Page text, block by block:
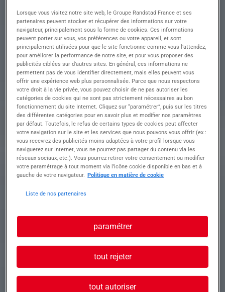
Descriptif du poste : Vos missions : Vous
intervenez sur des chantiers tertiaires, bâtiment
ou industriels afin de réaliser des travaux
d'installation et de maintenance électrique.
• Tirage et raccordement de câbles.
• Pose de chemins de câbles.
• Installation d'appareillages électriques (prises,
interrupteurs, goulottes...).
• Réalisation de travaux d'électricité courants.
• Raccordement et mise en service des
installations.
• Respect des normes de sécurité et des règles
électriques en vigueur.
Profil recherché
Électricien(ne) (H/F) sérieux(se), autonome et
rigoureux(se), capable d'intervenir sur différents
• Niveau de qualification N2 à N4.
• Habilitations électriques à jour.
Lorsque vous visitez notre site web, le Groupe Randstad France et ses
partenaires peuvent stocker et récupérer des informations sur votre
navigateur, principalement sous la forme de cookies. Ces informations
peuvent porter sur vous, vos préférences ou votre appareil, et sont
principalement utilisées pour que le site fonctionne comme vous l’attendez,
pour améliorer la performance de notre site, et pour vous proposer des
publicités ciblées sur d’autres sites. En général, ces informations ne
permettent pas de vous identifier directement, mais elles peuvent vous
offrir une expérience web plus personnalisée. Parce que nous respectons
votre droit à la vie privée, vous pouvez choisir de ne pas autoriser les
catégories de cookies qui ne sont pas strictement nécessaires au bon
fonctionnement du site Internet. Cliquez sur “paramétrer”, puis sur les titres
des différentes catégories pour en savoir plus et modifier nos paramètres
par défaut. Toutefois, le refus de certains types de cookies peut affecter
votre navigation sur le site et les services que nous pouvons vous offrir (ex :
vous recevrez des publicités moins adaptées à votre profil lorsque vous
naviguerez sur Internet, vous ne pourrez pas partager du contenu via les
réseaux sociaux, etc.). Vous pourrez retirer votre consentement ou modifier
votre paramétrage à tout moment via l’icône cookie disponible en bas et à
gauche de votre navigateur. Politique en matière de cookie
Liste de nos partenaires
paramétrer
tout rejeter
tout autoriser